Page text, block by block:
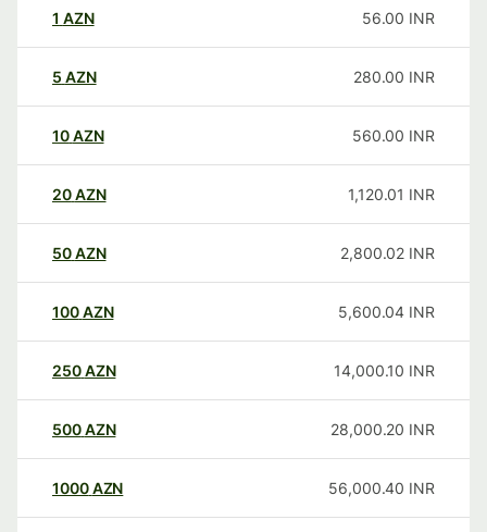
1 AZN 56.00 INR
5 AZN 280.00 INR
10AZN 560.00 INR
20AZN 1,120.01 INR
50AZN 2,800.02 INR
100AZN 5,600.04 INR
250AZN 14,000.10 INR
500AZN 28,000.20 INR
1000AZN 56,000.40 INR